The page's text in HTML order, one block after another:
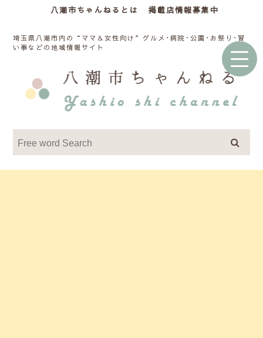
八潮市ちゃんねるとは 掲載店情報募集中
埼玉県八潮市内の“ママ＆女性向け”グルメ･病院･公園･お祭り･習
い事などの地域情報サイト